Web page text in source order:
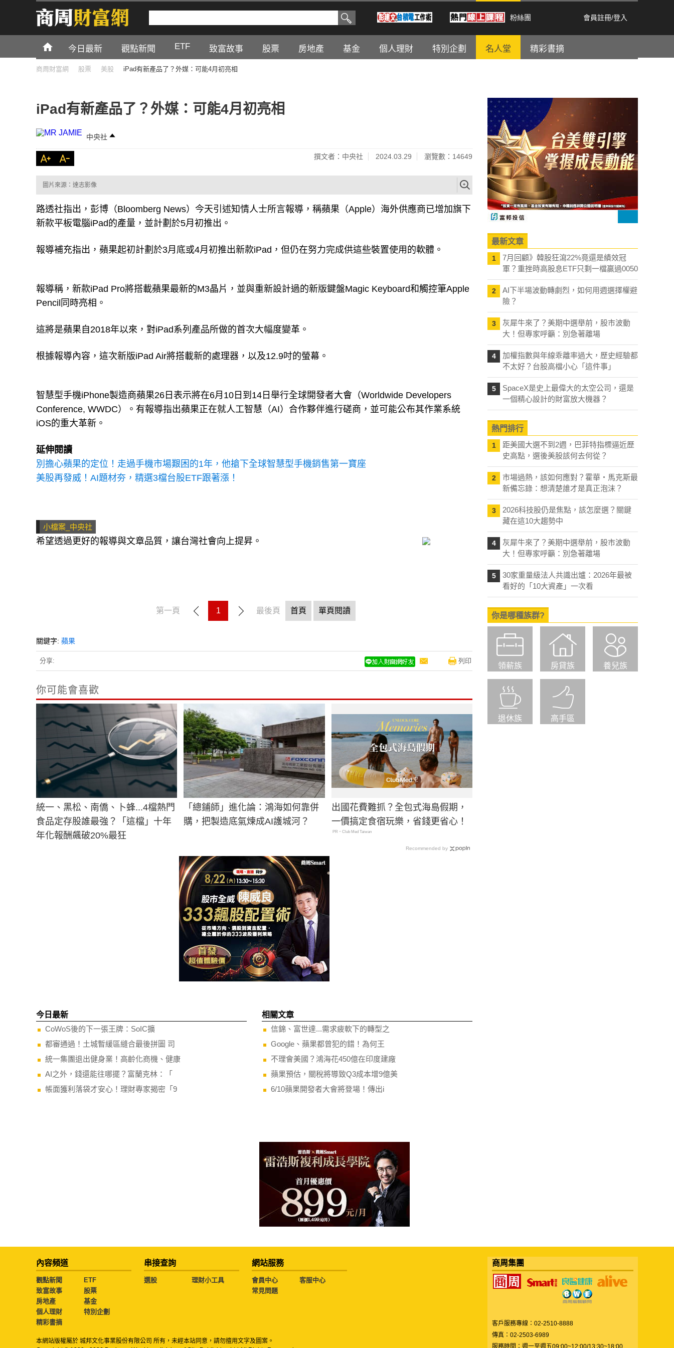
粉絲團 會員註冊/登入
今日最新 觀點新聞 ETF 致富故事 股票 房地產 基金 個人理財 特別企劃 名人堂 精彩書摘
商周財富網 股票 美股 iPad有新產品了？外媒：可能4月初亮相
iPad有新產品了？外媒：可能4月初亮相
中央社
撰文者：中央社 2024.03.29 瀏覽數：14649
圖片來源：達志影像
路透社指出，彭博（Bloomberg News）今天引述知情人士所言報導，稱蘋果（Apple）海外供應商已增加旗下
新款平板電腦iPad的產量，並計劃於5月初推出。
報導補充指出，蘋果起初計劃於3月底或4月初推出新款iPad，但仍在努力完成供這些裝置使用的軟體。
報導稱，新款iPad Pro將搭載蘋果最新的M3晶片，並與重新設計過的新版鍵盤Magic Keyboard和觸控筆Apple
Pencil同時亮相。
這將是蘋果自2018年以來，對iPad系列產品所做的首次大幅度變革。
根據報導內容，這次新版iPad Air將搭載新的處理器，以及12.9吋的螢幕。
智慧型手機iPhone製造商蘋果26日表示將在6月10日到14日舉行全球開發者大會（Worldwide Developers
Conference, WWDC）。有報導指出蘋果正在就人工智慧（AI）合作夥伴進行磋商，並可能公布其作業系統
iOS的重大革新。
延伸閱讀
別擔心蘋果的定位！走過手機市場艱困的1年，他搶下全球智慧型手機銷售第一寶座
美股再發威！AI題材夯，精選3檔台股ETF跟著漲！
小檔案_中央社
希望透過更好的報導與文章品質，讓台灣社會向上提昇。
第一頁 1 最後頁 首頁 單頁閱讀
關鍵字: 蘋果
分享: 列印
你可能會喜歡
統一、黑松、南僑、卜蜂...4檔熱門
食品定存股誰最強？「這檔」十年
年化報酬飆破20%最狂
「總鋪師」進化論：鴻海如何靠併
購，把製造底氣煉成AI護城河？
出國花費難抓？全包式海島假期，
一價搞定食宿玩樂，省錢更省心！
PR・Club Med Taiwan
Recommended by
今日最新
CoWoS後的下一張王牌：SoIC擴
都審通過！土城暫緩區縫合最後拼圖 司
統一集團退出健身業！高齡化商機、健康
AI之外，錢還能往哪擺？富蘭克林：「
帳面獲利落袋才安心！理財專家揭密「9
相關文章
信錦、富世達...需求疲軟下的轉型之
Google、蘋果都曾犯的錯！為何王
不理會美國？鴻海花450億在印度建廠
蘋果預估，關稅將導致Q3成本增9億美
6/10蘋果開發者大會將登場！傳出i
最新文章
1
7月回顧》韓股狂瀉22%竟還是績效冠
軍？重挫時高股息ETF只剩一檔贏過0050
2
AI下半場波動轉劇烈，如何用週選擇權避
險？
3
灰犀牛來了？美期中選舉前，股市波動
大！但專家呼籲：別急著離場
4
加權指數與年線乖離率過大，歷史經驗都
不太好？台股高檔小心「這件事」
5
SpaceX是史上最偉大的太空公司，還是
一個精心設計的財富放大機器？
熱門排行
1
距美國大選不到2週，巴菲特指標逼近歷
史高點，選後美股該何去何從？
2
市場過熱，該如何應對？霍華・馬克斯最
新備忘錄：想清楚誰才是真正泡沫？
3
2026科技股仍是焦點，該怎麼選？關鍵
藏在這10大趨勢中
4
灰犀牛來了？美期中選舉前，股市波動
大！但專家呼籲：別急著離場
5
30家重量級法人共識出爐：2026年最被
看好的「10大資產」一次看
你是哪種族群?
領薪族 房貸族 養兒族
退休族 高手區
內容頻道
觀點新聞
ETF
致富故事
股票
房地產
基金
個人理財
特別企劃
精彩書摘
串接查詢
選股 理財小工具
網站服務
會員中心
客服中心
常見問題
本網站版權屬於 城邦文化事業股份有限公司 所有，未經本站同意，請勿擅用文字及圖案。
商周集團
客戶服務專線：02-2510-8888
傳真：02-2503-6989
服務時間：週一至週五09:00~12:00/13:30~18:00